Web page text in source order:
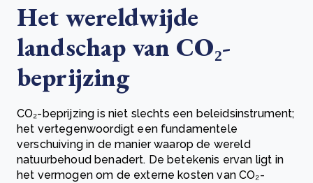
Het wereldwijde
landschap van CO₂-
beprijzing
CO₂-beprijzing is niet slechts een beleidsinstrument;
het vertegenwoordigt een fundamentele
verschuiving in de manier waarop de wereld
natuurbehoud benadert. De betekenis ervan ligt in
het vermogen om de externe kosten van CO₂-